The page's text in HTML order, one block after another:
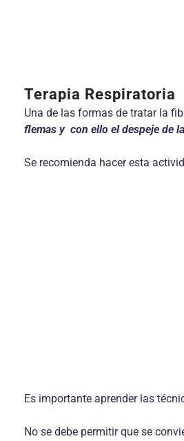
Terapia Respiratoria
Una de las formas de tratar la
flemas y con ello el despeje de
Se recomienda hacer esta
Es importante aprender las
No se debe permitir que se